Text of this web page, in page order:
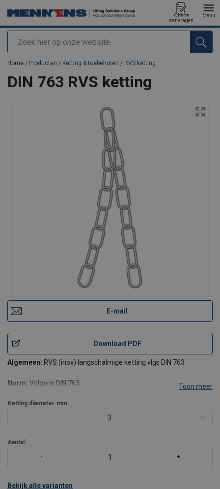
Zoeken
Offerte
aanvragen
Menu
toegevoegd aan uw offerte
Home / Producten / Ketting & toebehoren / RVS ketting
DIN 763 RVS ketting
E-mail
Download PDF
Algemeen: RVS (inox) langschalmige ketting vlgs DIN 763
Norm: Volgens DIN 763 Toon meer
Ketting diameter mm
3
Aantal:
Bekijk alle varianten